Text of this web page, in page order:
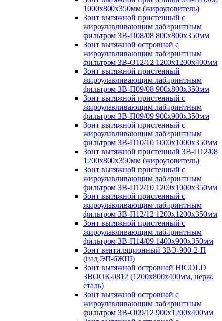
1000х800х350мм (жироуловитель)
Зонт вытяжной пристенный с
жироулавливающим лабиринтным
фильтром ЗВ-П08/08 800х800х350мм
Зонт вытяжной островной с
жироулавливающим лабиринтным
фильтром ЗВ-О12/12 1200х1200х400мм
Зонт вытяжной пристенный
жироулавливающим лабиринтным
фильтром ЗВ-П09/08 900х800х350мм
Зонт вытяжной пристенный с
жироулавливающим лабиринтным
фильтром ЗВ-П09/09 900х900х350мм
Зонт вытяжной пристенный с
жироулавливающим лабиринтным
фильтром ЗВ-П10/10 1000х1000х350мм
Зонт вытяжной пристенный ЗВ-П12/08
1200х800х350мм (жироуловитель)
Зонт вытяжной пристенный с
жироулавливающим лабиринтным
фильтром ЗВ-П12/10 1200х1000х350мм
Зонт вытяжной пристенный с
жироулавливающим лабиринтным
фильтром ЗВ-П12/12 1200х1200х350мм
Зонт вытяжной пристенный с
жироулавливающим лабиринтным
фильтром ЗВ-П14/09 1400х900х350мм
Зонт вентиляционный ЗВЭ-900-2-П
(над ЭП-6ЖШ)
Зонт вытяжной островной HICOLD
ЗВООК-0812 (1200х800x400мм, нерж.
сталь)
Зонт вытяжной островной с
жироулавливающим лабиринтным
фильтром ЗВ-О09/12 900х1200х400мм